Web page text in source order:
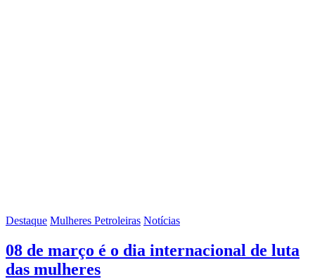
Destaque Mulheres Petroleiras Notícias
08 de março é o dia internacional de luta
das mulheres